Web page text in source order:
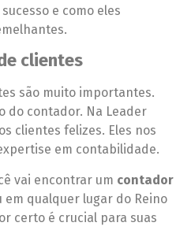
e como eles
clientes
são muito importantes.
do contador. Na Leader
clientes felizes. Eles nos
em contabilidade.
vai encontrar um contador
em qualquer lugar do Reino
certo é crucial para suas